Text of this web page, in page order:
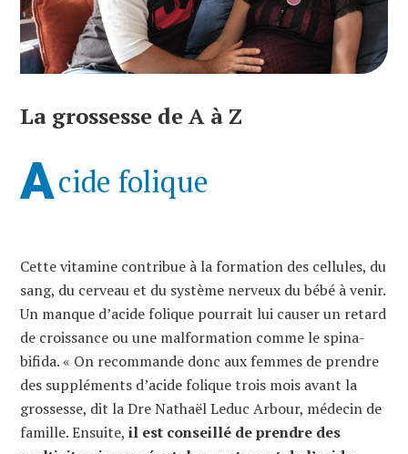
La grossesse de A à Z
Acide folique
Cette vitamine contribue à la formation des cellules, du
sang, du cerveau et du système nerveux du bébé à venir.
Un manque d’acide folique pourrait lui causer un retard
de croissance ou une malformation comme le spina-
bifida. « On recommande donc aux femmes de prendre
des suppléments d’acide folique trois mois avant la
grossesse, dit la Dre Nathaël Leduc Arbour, médecin de
famille. Ensuite, il est conseillé de prendre des